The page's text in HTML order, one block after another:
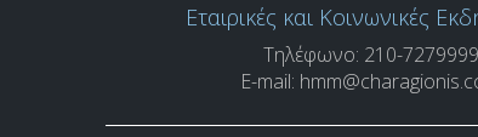
Εταιρικές και Κοινωνικές
Τηλέφωνο: 210-7279999
E-mail: